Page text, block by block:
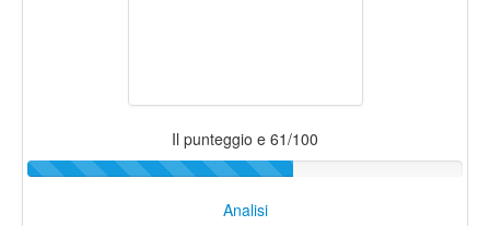
Il punteggio e 61/100
Analisi